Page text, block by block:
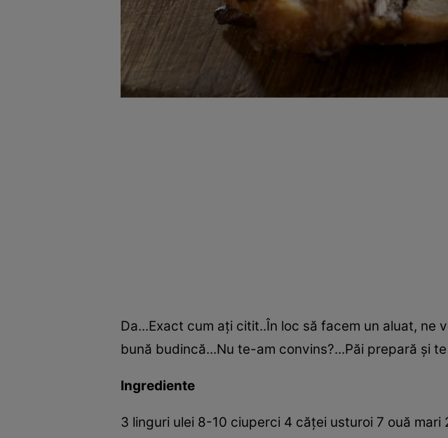
Da...Exact cum aţi citit..În loc să facem un aluat, ne
bună budincă...Nu te-am convins?...Păi prepară şi
Ingrediente
3 linguri ulei 8-10 ciuperci 4 căţei usturoi 7 ouă